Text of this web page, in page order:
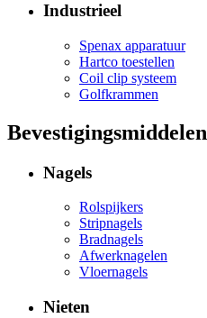
Industrieel
Spenax apparatuur
Hartco toestellen
Coil clip systeem
Golfkrammen
Bevestigingsmiddelen
Nagels
Rolspijkers
Stripnagels
Bradnagels
Afwerknagelen
Vloernagels
Nieten